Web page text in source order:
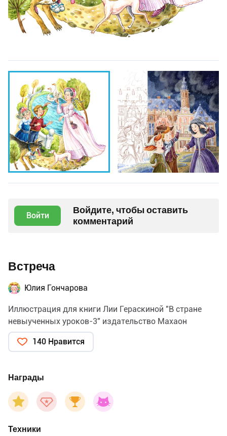
Войти
Войдите, чтобы оставить
комментарий
Встреча
Юлия Гончарова
Иллюстрация для книги Лии Гераскиной "В стране
невыученных уроков-3" издательство Махаон
140 Нравится
Награды
Техники